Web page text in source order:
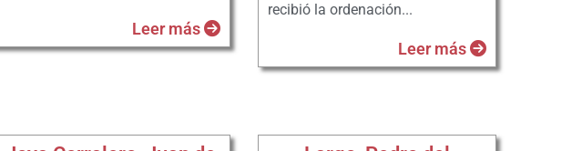
Leer más
recibió la ordenación...
Leer más